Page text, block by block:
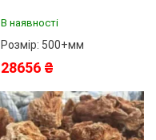
В наявності
Розмір: 500+мм
28656 ₴